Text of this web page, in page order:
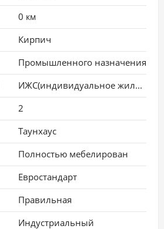
0 км
Кирпич
Промышленного назначения
ИЖС(индивидуальное жилищное строительство)
2
Таунхаус
Полностью мебелирован
Евростандарт
Правильная
Индустриальный